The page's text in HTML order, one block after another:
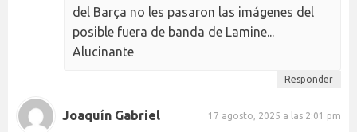
del Barça no les pasaron las imágenes del
posible fuera de banda de Lamine...
Alucinante
Responder
Joaquín Gabriel 17 agosto, 2025 a las 2:01 pm